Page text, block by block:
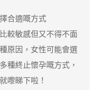
合適嘅方式
敏感但又不得不面
原因，女性可能會選
種終止懷孕嘅方式，
嚟睇下啦！